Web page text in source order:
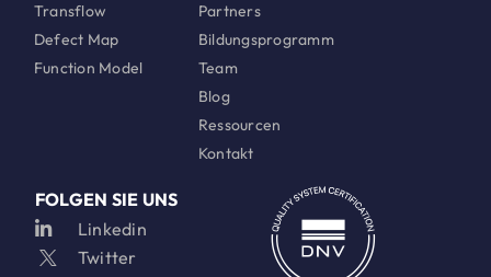
Transflow
Defect Map
Function Model
Partners
Bildungsprogramm
Team
Blog
Ressourcen
Kontakt
FOLGEN SIE UNS
Linkedin
Twitter